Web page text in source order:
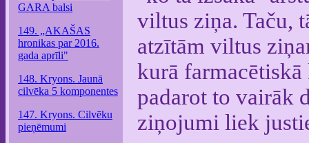
GARA balsi
149. „AKAŠAS
hronikas par 2016.
gada aprīli"
148. Kryons. Jaunā
cilvēka 5 komponentes
147. Kryons. Cilvēku
pieņēmumi
viltus ziņa. Taču,
atzītām viltus
kurā
padarot to vairāk
ziņojumi liek